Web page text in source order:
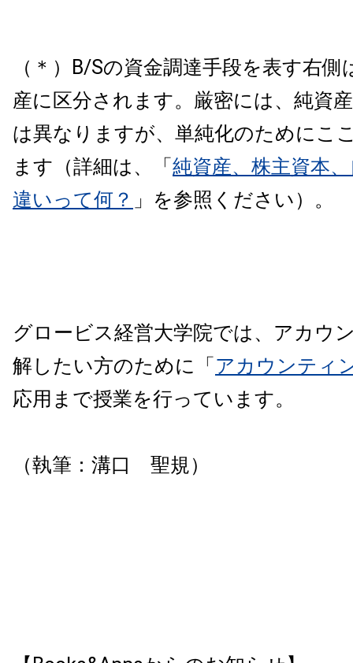
（＊）B/Sの資金調達手段を表す右
産に区分されます。厳密には、純資
は異なりますが、単純化のためにこ
ます（詳細は、「純資産、株主資本
違いって何？ 」を参照ください）。
グロービス経営大学院では、アカウ
解したい方のために「アカウンティ
応用まで授業を行っています。
（執筆：溝口 聖規）